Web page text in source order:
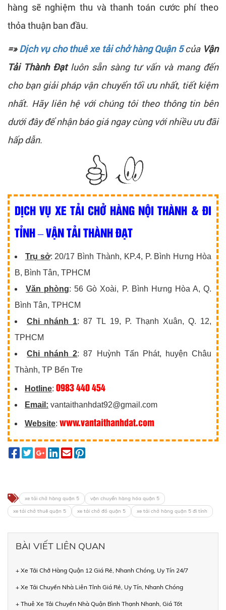
hàng sẽ nghiệm thu và thanh toán cước phí theo
thỏa thuận ban đầu.
=»Dịch vụ cho thuê xe tải chở hàng Quận 5của Vận
Tải Thành Đạtluôn sẵn sàng tư vấn và mang đến
cho bạn giải pháp vận chuyển tối ưu nhất, tiết kiệm
nhất. Hãy liên hệ với chúng tôi theo thông tin bên
dưới đây để nhận báo giá ngay cùng với nhiều ưu đãi
hấp dẫn.
DỊCH VỤ XE TẢI CHỞ HÀNG NỘI THÀNH & ĐI
TỈNH – VẬN TẢI THÀNH ĐẠT
Trụ sở: 20/17 Bình Thành, KP.4, P. Bình Hưng Hòa
B, Bình Tân, TPHCM
Văn phòng: 56 Gò Xoài, P. Bình Hưng Hòa A, Q.
Bình Tân, TPHCM
Chi nhánh 1: 87 TL 19, P. Thạnh Xuân, Q. 12,
TPHCM
Chi nhánh 2: 87 Huỳnh Tấn Phát, huyện Châu
Thành, TP Bến Tre
Hotline: 0983 440 454
Email: vantaithanhdat92@gmail.com
Website: www.vantaithanhdat.com
xe tải chở hàng quận 5
vận chuyển hàng hóa quận 5
xe tải chở thuê quận 5
xe tải chở đồ quận 5 xe tải chở hàng quận 5 đi tỉnh
BÀI VIẾT LIÊN QUAN
+ Xe Tải Chở Hàng Quận 12 Giá Rẻ, Nhanh Chóng, Uy Tín 24/7
+ Xe Tải Chuyển Nhà Liên Tỉnh Giá Rẻ, Uy Tín, Nhanh Chóng
+ Thuê Xe Tải Chuyển Nhà Quận Bình Thạnh Nhanh, Giá Tốt